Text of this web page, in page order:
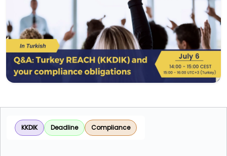
KKDIK Deadline Compliance